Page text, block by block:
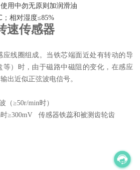
用中勿无原则加润滑油
相对湿度≤85%
速传感器
线圈组成。当铁芯端面近处有转动的导
）时，由于磁路中磁阻的变化，在感应
出近似正弦波电信号。
（≥50r/min时）
≥300mV 传感器铁蕊和被测齿轮齿